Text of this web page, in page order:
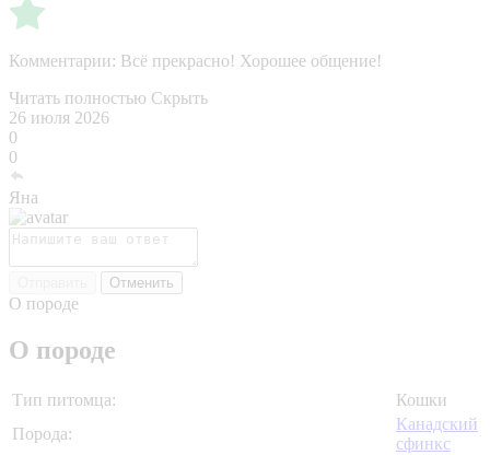
Комментарии: Всё прекрасно! Хорошее общение!
Читать полностью Скрыть
26 июля 2026
0
0
Яна
Отменить
О породе
О породе
Тип питомца:
Кошки
Порода:
Канадский
сфинкс